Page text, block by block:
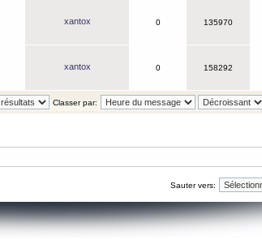
xantox 0 135970
xantox 0 158292
Classer par:
Sauter vers: